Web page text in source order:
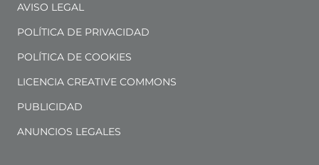
AVISO LEGAL
POLÍTICA DE PRIVACIDAD
POLÍTICA DE COOKIES
LICENCIA CREATIVE COMMONS
PUBLICIDAD
ANUNCIOS LEGALES